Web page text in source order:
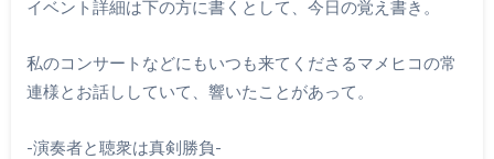
イベント詳細は下の方に書くとして、今日の覚え書き。
私のコンサートなどにもいつも来てくださるマメヒコの常
連様とお話ししていて、響いたことがあって。
-演奏者と聴衆は真剣勝負-